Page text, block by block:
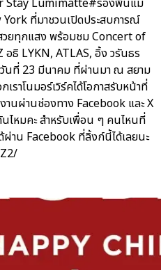
Stay Lumimatte#รองพื้นแม
ที่มาชวนเปิดประสบการณ์
ยทุกแสง พร้อมชม Concert of
ธิ LYKN, ATLAS, อิ้ง วรันธร
นที่ 23 มีนาคม ที่ผ่านมา ณ สยาม
ราโนมอร์เวิร์คได้โอกาสรับหน้าที่
นผ่านช่องทาง Facebook และ X
ไหมคะ สำหรับเพื่อน ๆ คนไหนที่
ผ่าน Facebook ที่ลิ้งก์นี้ได้เลยนะ